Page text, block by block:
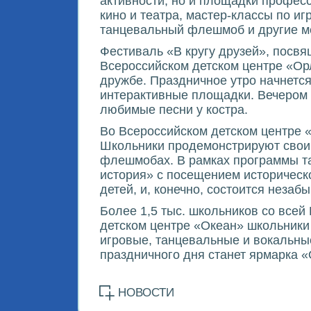
кино и театра, мастер-классы по
танцевальный флешмоб и другие
Фестиваль «В кругу друзей»,
Всероссийском детском центре
дружбе. Праздничное утро
интерактивные площадки. Вечером
любимые песни у костра.
Во Всероссийском детском центре
Школьники продемонстрируют
флешмобах. В рамках программы
история» с посещением
детей, и, конечно, состоится
Более 1,5 тыс. школьников со всей
детском центре «Океан»
игровые, танцевальные и
праздничного дня станет ярмарка
НОВОСТИ